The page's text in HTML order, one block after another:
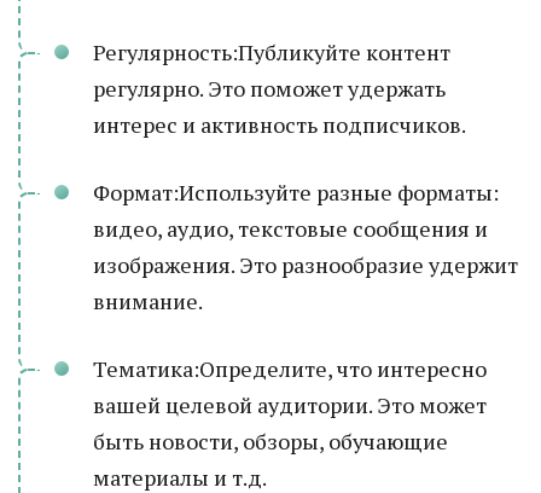
Регулярность:Публикуйте контент
регулярно. Это поможет удержать
интерес и активность подписчиков.
Формат:Используйте разные форматы:
видео, аудио, текстовые сообщения и
изображения. Это разнообразие удержит
внимание.
Тематика:Определите, что интересно
вашей целевой аудитории. Это может
быть новости, обзоры, обучающие
материалы и т.д.